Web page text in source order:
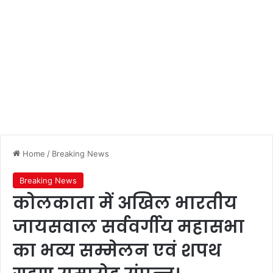
Home / Breaking News
Breaking News
कोलकाता में अखिल भारतीय
जायसवाल सर्ववर्गीय महासभा
का भव्य सम्मेलन एवं शपथ